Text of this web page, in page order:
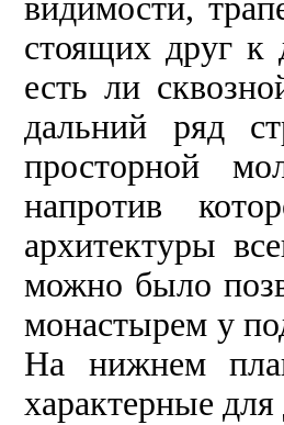
видимости,
стоящих друг к
есть ли
дальний ряд
просторной
напротив
архитектуры
можно было
монастырем у
На нижнем
характерные